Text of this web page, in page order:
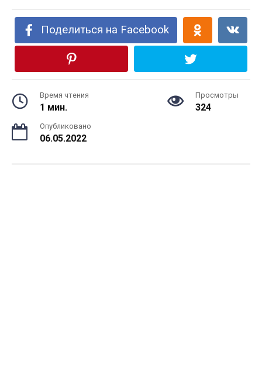
Поделиться на Facebook
Время чтения
1 мин.
Просмотры
324
Опубликовано
06.05.2022